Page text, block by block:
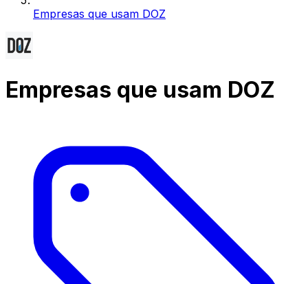
Empresas que usam DOZ
Empresas que usam DOZ